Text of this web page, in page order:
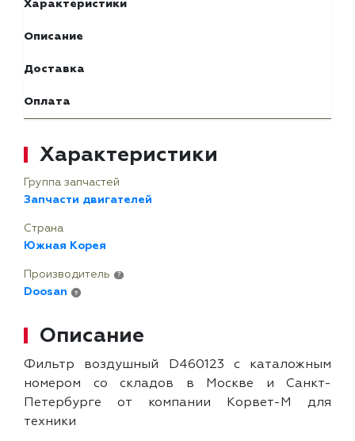
Характеристики
Описание
Доставка
Оплата
Характеристики
Группа запчастей
Запчасти двигателей
Страна
Южная Корея
Производитель ?
Doosan ?
Описание
Фильтр воздушный D460123 с каталожным
номером со складов в Москве и Санкт-
Петербурге от компании Корвет-М для
техники